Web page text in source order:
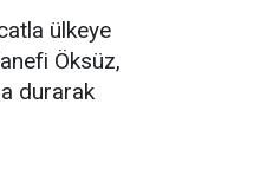
ülkeye
Öksüz,
durarak